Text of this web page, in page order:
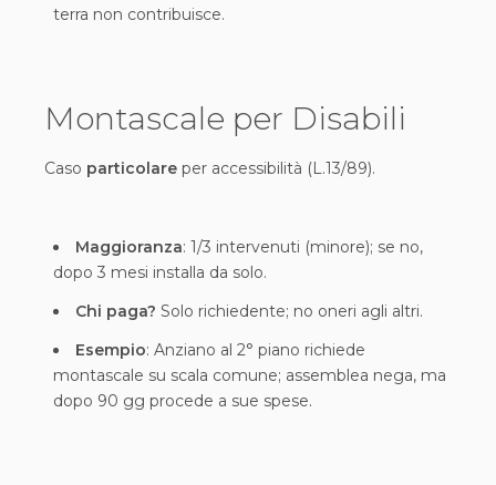
terra non contribuisce.
Montascale per Disabili
Caso particolare per accessibilità (L.13/89).
Maggioranza: 1/3 intervenuti (minore); se no,
dopo 3 mesi installa da solo.
Chi paga? Solo richiedente; no oneri agli altri.
Esempio: Anziano al 2° piano richiede
montascale su scala comune; assemblea nega, ma
dopo 90 gg procede a sue spese.